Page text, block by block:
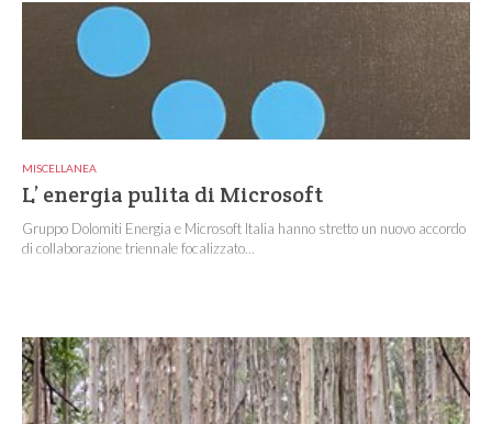
MISCELLANEA
L’ energia pulita di Microsoft
Gruppo Dolomiti Energia e Microsoft Italia hanno stretto un nuovo accordo
di collaborazione triennale focalizzato...